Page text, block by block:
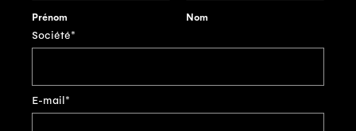
Prénom
Nom
Société*
E-mail*